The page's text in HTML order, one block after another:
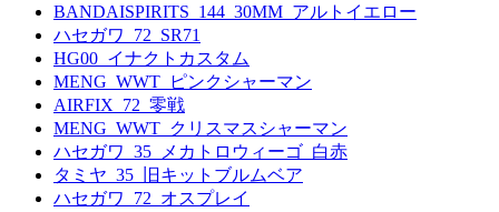
BANDAISPIRITS_144_30MM_アルトイエロー
ハセガワ_72_SR71
HG00_イナクトカスタム
MENG_WWT_ピンクシャーマン
AIRFIX_72_零戦
MENG_WWT_クリスマスシャーマン
ハセガワ_35_メカトロウィーゴ_白赤
タミヤ_35_旧キットブルムベア
ハセガワ_72_オスプレイ